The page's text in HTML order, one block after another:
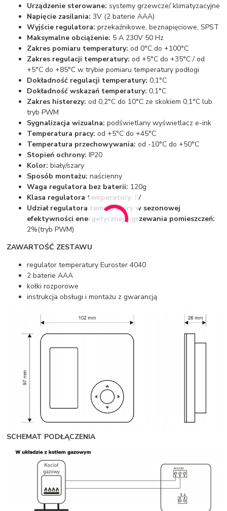
Urządzenie sterowane: systemy grzewcze/ klimatyzacyjne
Napięcie zasilania: 3V (2 baterie AAA)
Wyjście regulatora: przekaźnikowe, beznapięciowe, SPST
Maksymalne obciążenie: 5 A 230V 50 Hz
Zakres pomiaru temperatury: od 0°C do +100°C
Zakres regulacji temperatury: od +5°C do +35°C / od
+5°C do +85°C w trybie pomiaru temperatury podłogi
Dokładność regulacji temperatury:0,1°C
Dokładność wskazań temperatury: 0,1°C
Zakres histerezy: od 0,2°C do 10°C ze skokiem 0,1°C lub
tryb PWM
Sygnalizacja wizualna: podświetlany wyświetlacz e-ink
Temperatura pracy: od +5°C do +45°C
Temperatura przechowywania: od -10°C do +50°C
Stopień ochrony: IP20
Kolor: biały/szary
Sposób montażu: naścienny
Waga regulatora bez baterii: 120g
Klasa regulatora temperatury: IV
Udział regulatora temperatury w sezonowej
efektywności energetycznej ogrzewania pomieszczeń:
2%(tryb PWM)
ZAWARTOŚĆ ZESTAWU
regulator temperatury Euroster 4040
2 baterie AAA
kołki rozporowe
instrukcja obsługi i montażu z gwarancją
SCHEMAT PODŁĄCZENIA